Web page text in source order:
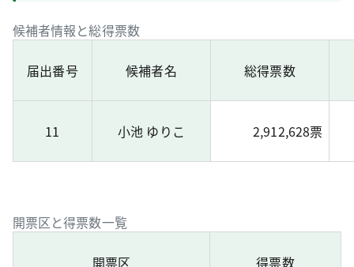
候補者情報と総得票数
届出番号 候補者名 総得票数
11 小池 ゆりこ 2,912,628票
開票区と得票数一覧
開票区 得票数